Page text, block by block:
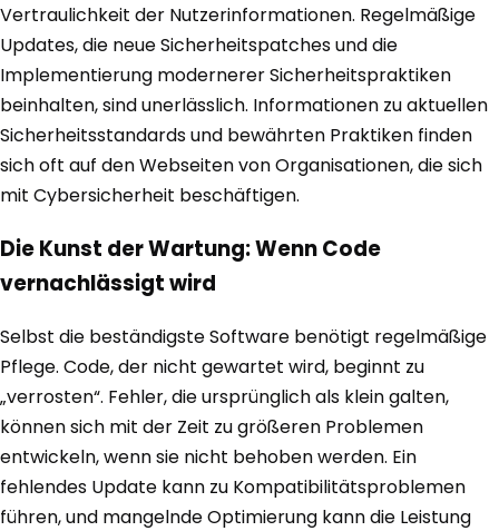
Vertraulichkeit der Nutzerinformationen. Regelmäßige
Updates, die neue Sicherheitspatches und die
Implementierung modernerer Sicherheitspraktiken
beinhalten, sind unerlässlich. Informationen zu aktuellen
Sicherheitsstandards und bewährten Praktiken finden
sich oft auf den Webseiten von Organisationen, die sich
mit Cybersicherheit beschäftigen.
Die Kunst der Wartung: Wenn Code
vernachlässigt wird
Selbst die beständigste Software benötigt regelmäßige
Pflege. Code, der nicht gewartet wird, beginnt zu
„verrosten“. Fehler, die ursprünglich als klein galten,
können sich mit der Zeit zu größeren Problemen
entwickeln, wenn sie nicht behoben werden. Ein
fehlendes Update kann zu Kompatibilitätsproblemen
führen, und mangelnde Optimierung kann die Leistung